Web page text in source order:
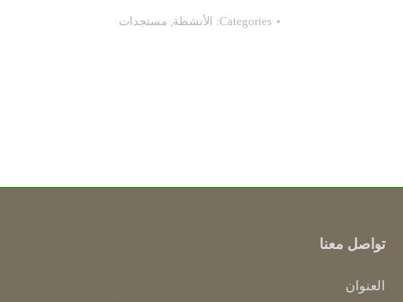
Categories: الأنشطة, مستجدات
تواصل معنا
العنوان